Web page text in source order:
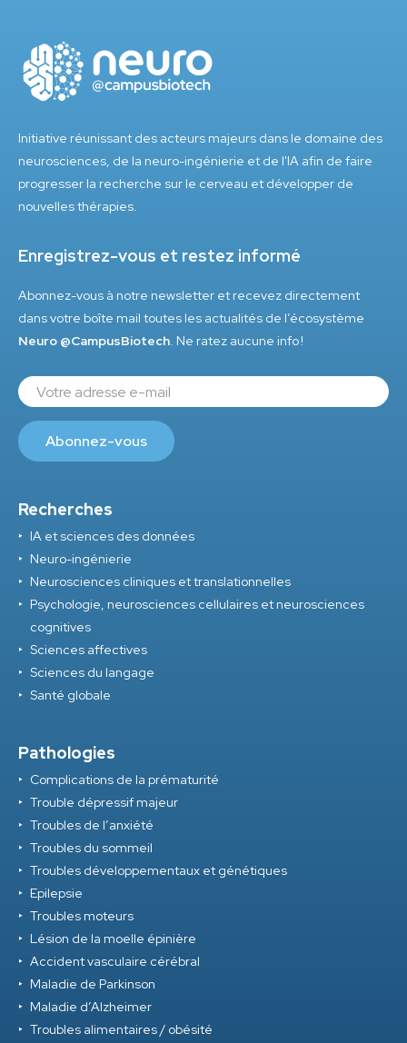
Initiative réunissant des acteurs majeurs dans le domaine des
neurosciences, de la neuro-ingénierie et de l'IA afin de faire
progresser la recherche sur le cerveau et développer de
nouvelles thérapies.
Enregistrez-vous et restez informé
Abonnez-vous à notre newsletter et recevez directement
dans votre boîte mail toutes les actualités de l’écosystème
Neuro @CampusBiotech. Ne ratez aucune info !
Recherches
IA et sciences des données
Neuro-ingénierie
Neurosciences cliniques et translationnelles
Psychologie, neurosciences cellulaires et neurosciences
cognitives
Sciences affectives
Sciences du langage
Santé globale
Pathologies
Complications de la prématurité
Trouble dépressif majeur
Troubles de l’anxiété
Troubles du sommeil
Troubles développementaux et génétiques
Epilepsie
Troubles moteurs
Lésion de la moelle épinière
Accident vasculaire cérébral
Maladie de Parkinson
Maladie d’Alzheimer
Troubles alimentaires / obésité